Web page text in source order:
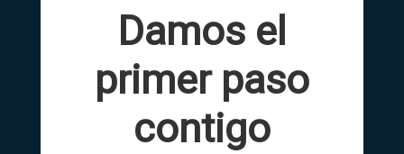
Damos el
primer paso
contigo